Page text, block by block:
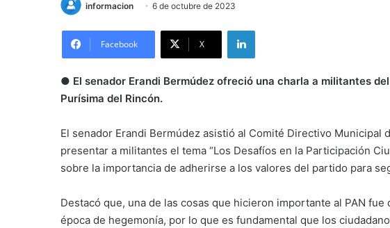
informacion 6 de octubre de 2023
Facebook X
LinkedIn
● El senador Erandi Bermúdez ofreció una charla a militantes
Purísima del Rincón.
El senador Erandi Bermúdez asistió al Comité Directivo Municipal
presentar a militantes el tema “Los Desafíos en la Participación
sobre la importancia de adherirse a los valores del partido para
Destacó que, una de las cosas que hicieron importante al PAN
época de hegemonía, por lo que es fundamental que los